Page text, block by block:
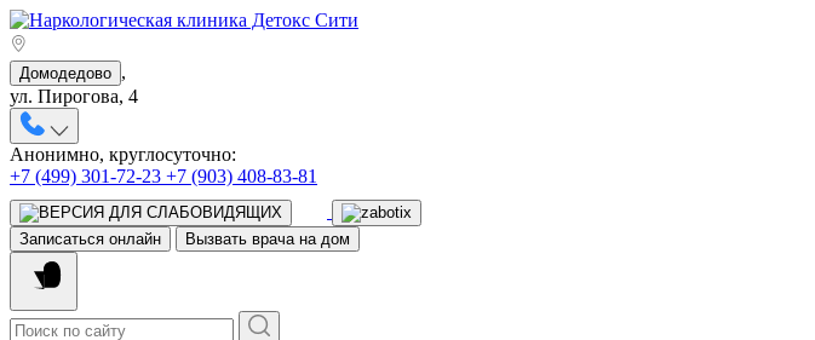
Домодедово ,
ул. Пирогова, 4
Анонимно, круглосуточно:
+7 (499) 301-72-23 +7 (903) 408-83-81
Записаться онлайн Вызвать врача на дом